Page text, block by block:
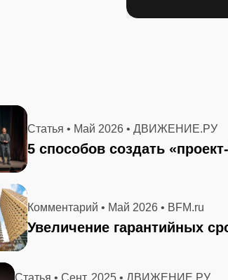
Статья • Май 2026 • ДВИЖЕНИЕ.РУ
5 способов создать
Комментарий • Май 2026 • BFM.ru
Увеличение гарантийных
Статья • Сент. 2025 • ДВИЖЕНИЕ.РУ